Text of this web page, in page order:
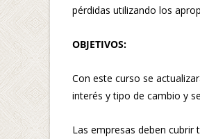
pérdidas utilizando los
OBJETIVOS:
Con este curso se
interés y tipo de cambio y
Las empresas deben